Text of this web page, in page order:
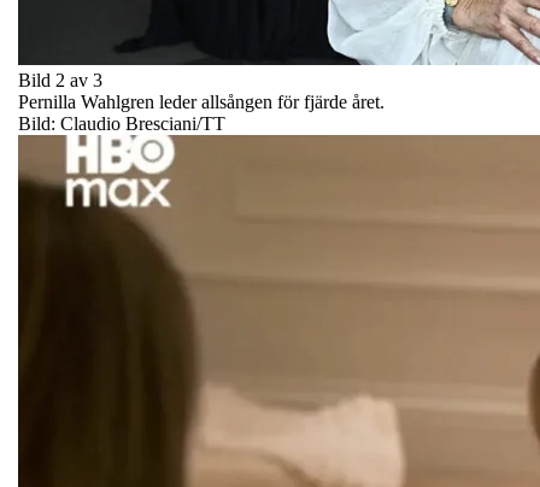
Bild 2 av 3
Pernilla Wahlgren leder allsången för fjärde året.
Bild: Claudio Bresciani/TT